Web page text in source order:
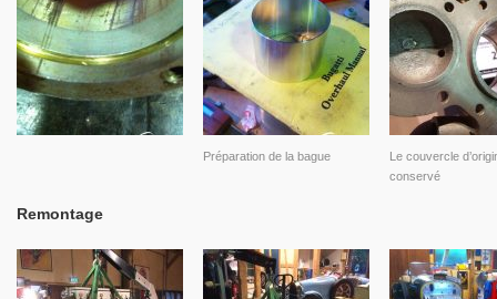
Préparation de la bague
Le couvercle
conservé
Remontage